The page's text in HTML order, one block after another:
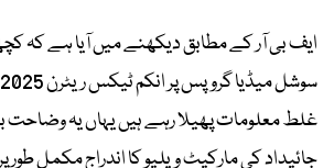
ایف بی آر کے مطابق دیکھنے میں آیا ہے کہ
غلط معلومات پھیلا رہے ہیں یہاں یہ
جائیداد کی مارکیٹ ویلیو کا اندراج مکمل طور